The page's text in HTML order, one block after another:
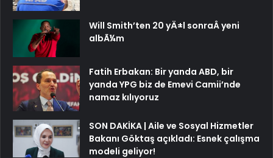
Will Smith’ten 20 yÄ±l sonraÂ yeni
albÃ¼m
Fatih Erbakan: Bir yanda ABD, bir
yanda YPG biz de Emevi Camii’nde
namaz kılıyoruz
SON DAKİKA | Aile ve Sosyal Hizmetler
Bakanı Göktaş açıkladı: Esnek çalışma
modeli geliyor!